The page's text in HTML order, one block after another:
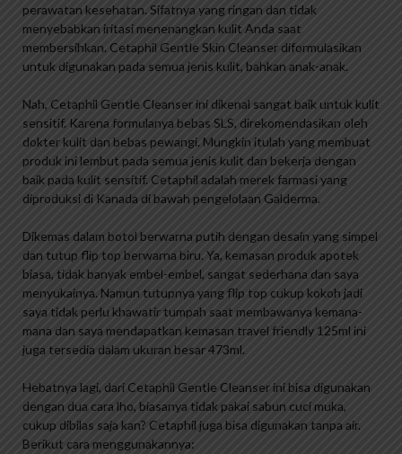
perawatan kesehatan. Sifatnya yang ringan dan tidak
menyebabkan iritasi menenangkan kulit Anda saat
membersihkan. Cetaphil Gentle Skin Cleanser diformulasikan
untuk digunakan pada semua jenis kulit, bahkan anak-anak.
Nah, Cetaphil Gentle Cleanser ini dikenal sangat baik untuk kulit
sensitif. Karena formulanya bebas SLS, direkomendasikan oleh
dokter kulit dan bebas pewangi. Mungkin itulah yang membuat
produk ini lembut pada semua jenis kulit dan bekerja dengan
baik pada kulit sensitif. Cetaphil adalah merek farmasi yang
diproduksi di Kanada di bawah pengelolaan Galderma.
Dikemas dalam botol berwarna putih dengan desain yang simpel
dan tutup flip top berwarna biru. Ya, kemasan produk apotek
biasa, tidak banyak embel-embel, sangat sederhana dan saya
menyukainya. Namun tutupnya yang flip top cukup kokoh jadi
saya tidak perlu khawatir tumpah saat membawanya kemana-
mana dan saya mendapatkan kemasan travel friendly 125ml ini
juga tersedia dalam ukuran besar 473ml.
Hebatnya lagi, dari Cetaphil Gentle Cleanser ini bisa digunakan
dengan dua cara lho, biasanya tidak pakai sabun cuci muka,
cukup dibilas saja kan? Cetaphil juga bisa digunakan tanpa air.
Berikut cara menggunakannya: